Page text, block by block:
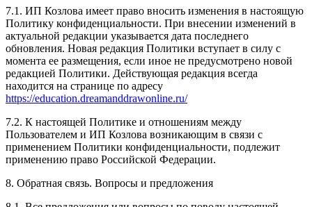
7.1. ИП Козлова имеет право вносить изменения в настоящую
Политику конфиденциальности. При внесении изменений в
актуальной редакции указывается дата последнего
обновления. Новая редакция Политики вступает в силу с
момента ее размещения, если иное не предусмотрено новой
редакцией Политики. Действующая редакция всегда
находится на странице по адресу
https://education.dreamanddrawonline.ru/
7.2. К настоящей Политике и отношениям между
Пользователем и ИП Козлова возникающим в связи с
применением Политики конфиденциальности, подлежит
применению право Российской Федерации.
8. Обратная связь. Вопросы и предложения